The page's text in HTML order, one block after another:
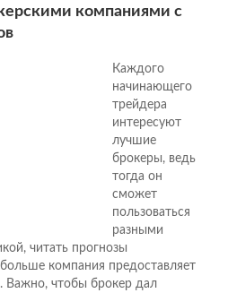
компаниями с
Каждого
начинающего
трейдера
интересуют
лучшие
брокеры, ведь
тогда он
сможет
пользоваться
разными
читать прогнозы
компания предоставляет
Важно, чтобы брокер дал